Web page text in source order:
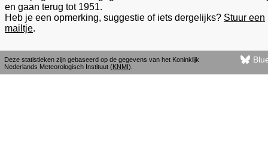
en gaan terug tot 1951.
Heb je een opmerking, suggestie of iets dergelijks? Stuur een
mailtje.
Deze statistieken zijn gebaseerd op de gegevens van het Koninklijk
Nederlands Meteorologisch Instituut (KNMI).